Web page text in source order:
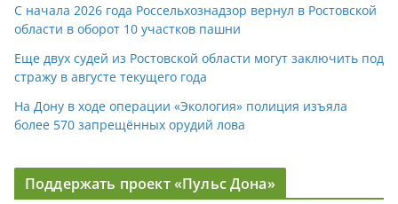
С начала 2026 года Россельхознадзор вернул в Ростовской
области в оборот 10 участков пашни
Еще двух судей из Ростовской области могут заключить под
стражу в августе текущего года
На Дону в ходе операции «Экология» полиция изъяла
более 570 запрещённых орудий лова
Поддержать проект «Пульс Дона»